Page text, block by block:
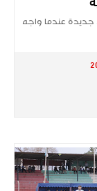
جديدة عندما واجه